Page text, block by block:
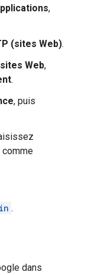
,
(sites Web).
Web,
.
, puis
comme
.
dans